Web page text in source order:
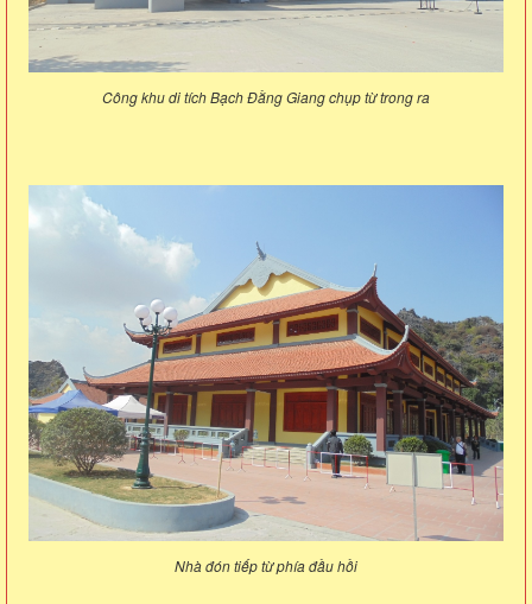
Công khu di tích Bạch Đằng Giang chụp từ trong ra
Nhà đón tiếp từ phía đầu hồi